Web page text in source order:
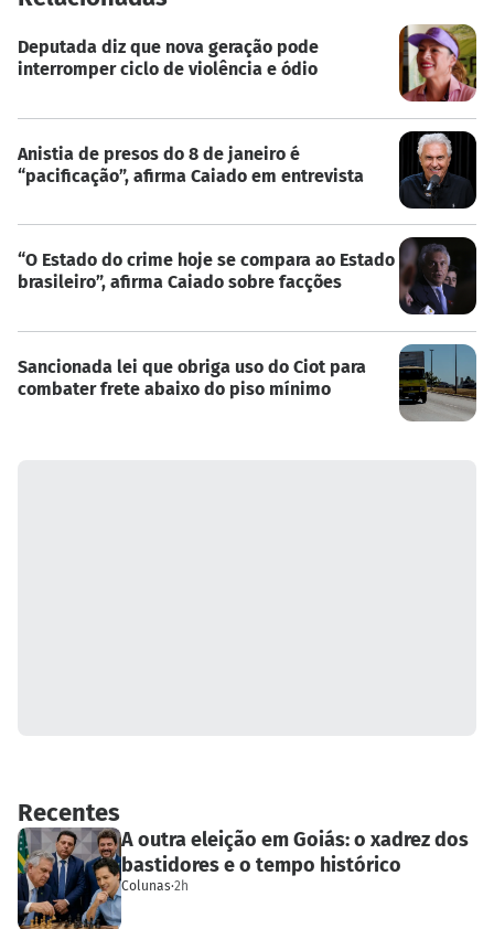
Deputada diz que nova geração pode
interromper ciclo de violência e ódio
Anistia de presos do 8 de janeiro é
“pacificação”, afirma Caiado em entrevista
“O Estado do crime hoje se compara ao Estado
brasileiro”, afirma Caiado sobre facções
Sancionada lei que obriga uso do Ciot para
combater frete abaixo do piso mínimo
Recentes
A outra eleição em Goiás: o xadrez dos
bastidores e o tempo histórico
Colunas·2h